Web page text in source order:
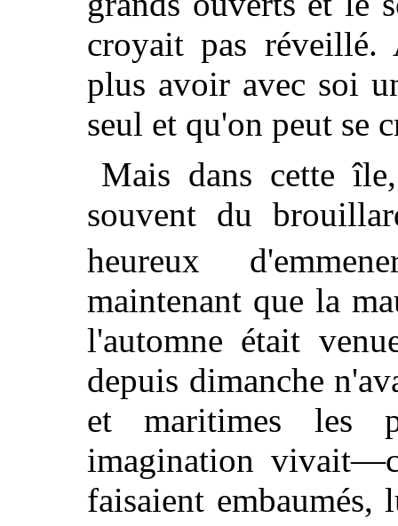
croyait pas réveillé.
plus avoir avec soi
seul et qu'on peut se
Mais dans cette
souvent du
heureux
maintenant que la
l'automne était
depuis dimanche
et maritimes les
imagination
faisaient